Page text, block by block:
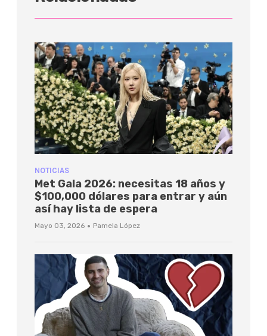
NOTICIAS
Met Gala 2026: necesitas 18 años y
$100,000 dólares para entrar y aún
así hay lista de espera
Mayo 03, 2026 · Pamela López